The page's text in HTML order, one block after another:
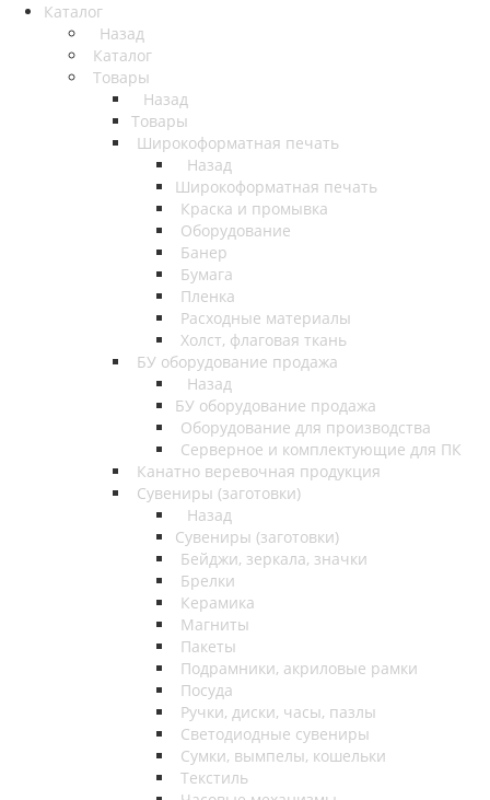
Каталог
Назад
Каталог
Товары
Назад
Товары
Широкоформатная печать
Назад
Широкоформатная печать
Краска и промывка
Оборудование
Банер
Бумага
Пленка
Расходные материалы
Холст, флаговая ткань
БУ оборудование продажа
Назад
БУ оборудование продажа
Оборудование для производства
Серверное и комплектующие для ПК
Канатно веревочная продукция
Сувениры (заготовки)
Назад
Сувениры (заготовки)
Бейджи, зеркала, значки
Брелки
Керамика
Магниты
Пакеты
Подрамники, акриловые рамки
Посуда
Ручки, диски, часы, пазлы
Светодиодные сувениры
Сумки, вымпелы, кошельки
Текстиль